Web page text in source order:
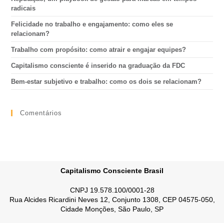
radicais
Felicidade no trabalho e engajamento: como eles se
relacionam?
Trabalho com propósito: como atrair e engajar equipes?
Capitalismo consciente é inserido na graduação da FDC
Bem-estar subjetivo e trabalho: como os dois se relacionam?
Comentários
Capitalismo Consciente Brasil
CNPJ 19.578.100/0001-28
Rua Alcides Ricardini Neves 12, Conjunto 1308, CEP 04575-050,
Cidade Monções, São Paulo, SP